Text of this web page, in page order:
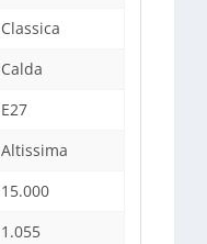
Classica
Calda
E27
Altissima
15.000
1.055